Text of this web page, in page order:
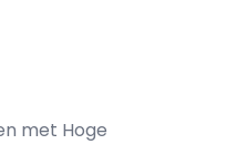
met Hoge